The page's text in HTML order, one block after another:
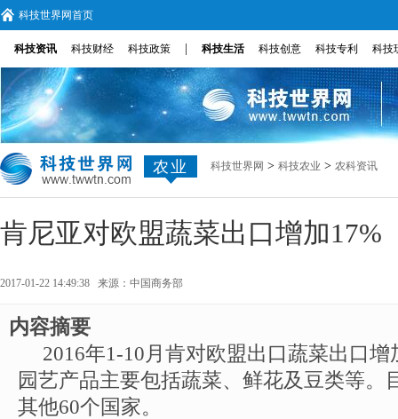
科技世界网首页
科技资讯 科技财经 科技政策 科技生活 科技创意 科技专利 科技
农业 科技世界网 > 科技农业 > 农科资讯
肯尼亚对欧盟蔬菜出口增加17%
2017-01-22 14:49:38 来源： 中国商务部
内容摘要
2016年1-10月肯对欧盟出口蔬菜出口
园艺产品主要包括蔬菜、鲜花及豆类等。
其他60个国家。